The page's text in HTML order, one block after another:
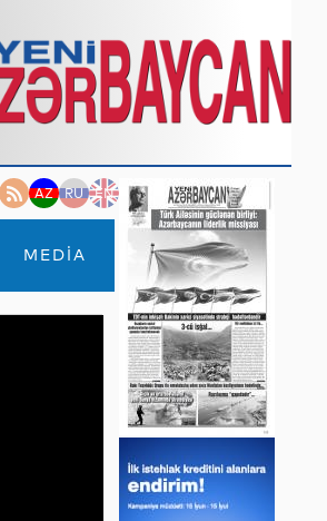
AZ RU EN
MEDİA
×